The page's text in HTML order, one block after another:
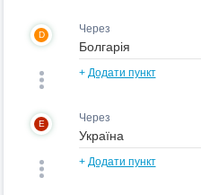
D Через
+ Додати пункт
E Через
+ Додати пункт